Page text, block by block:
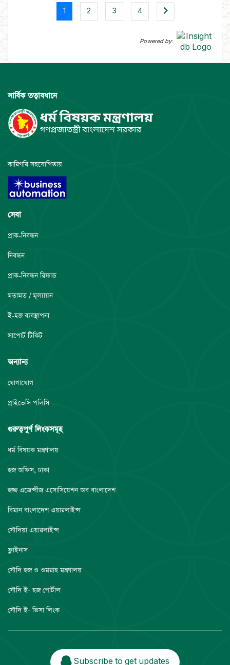
1 2 3 4
Powered by:
সার্বিক তত্বাবধানে
কারিগরি সহযোগিতায়
সেবা
প্রাক-নিবন্ধন
নিবন্ধন
প্রাক-নিবন্ধন রিফান্ড
মতামত / মূল্যায়ন
ই-হজ ব্যবস্থাপনা
সাপোর্ট টিকিট
অন্যান্য
যোগাযোগ
প্রাইভেসি পলিসি
গুরুত্বপুর্ণ লিংকসমূহ
ধর্ম বিষয়ক মন্ত্রণালয়
হজ অফিস, ঢাকা
হজ্জ এজেন্সীজ এসোসিয়েশন অব বাংলাদেশ
বিমান বাংলাদেশ এয়ারলাইন্স
সৌদিয়া এয়ারলাইন্স
ফ্লাইনাস
সৌদি হজ ও ওমরাহ মন্ত্রণালয়
সৌদি ই- হজ পোর্টাল
সৌদি ই- ভিসা লিংক
Subscribe to get updates